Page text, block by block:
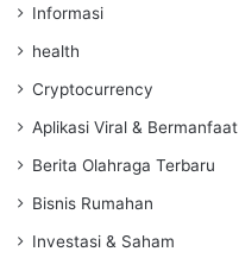
Informasi
health
Cryptocurrency
Aplikasi Viral & Bermanfaat
Berita Olahraga Terbaru
Bisnis Rumahan
Investasi & Saham